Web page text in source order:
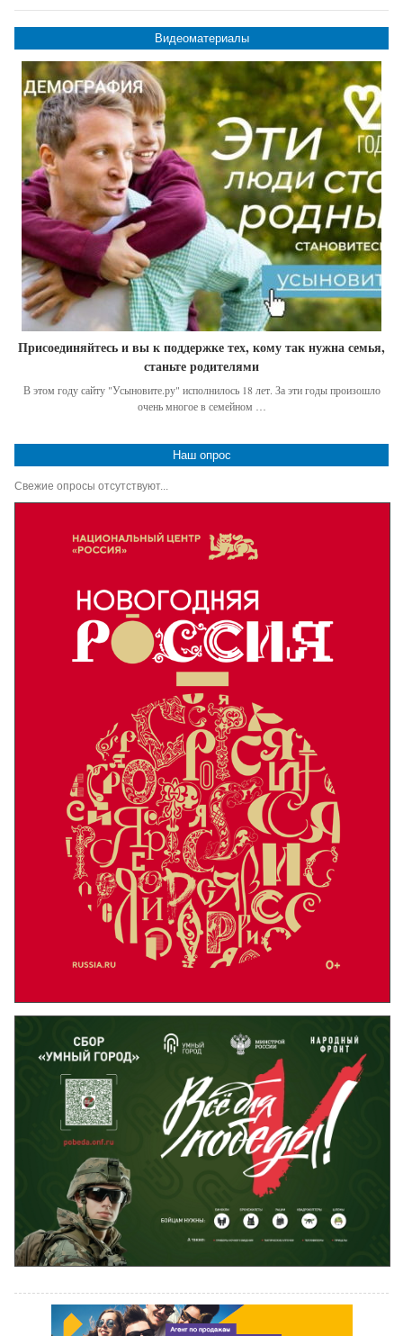
Видеоматериалы
Присоединяйтесь и вы к поддержке тех, кому так нужна семья,
станьте родителями
В этом году сайту "Усыновите.ру" исполнилось 18 лет. За эти годы произошло
очень многое в семейном …
Наш опрос
Свежие опросы отсутствуют...